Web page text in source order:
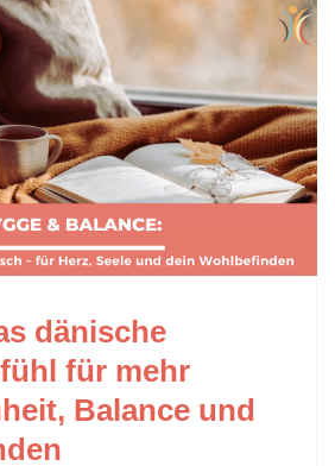
dänische
für mehr
Balance und